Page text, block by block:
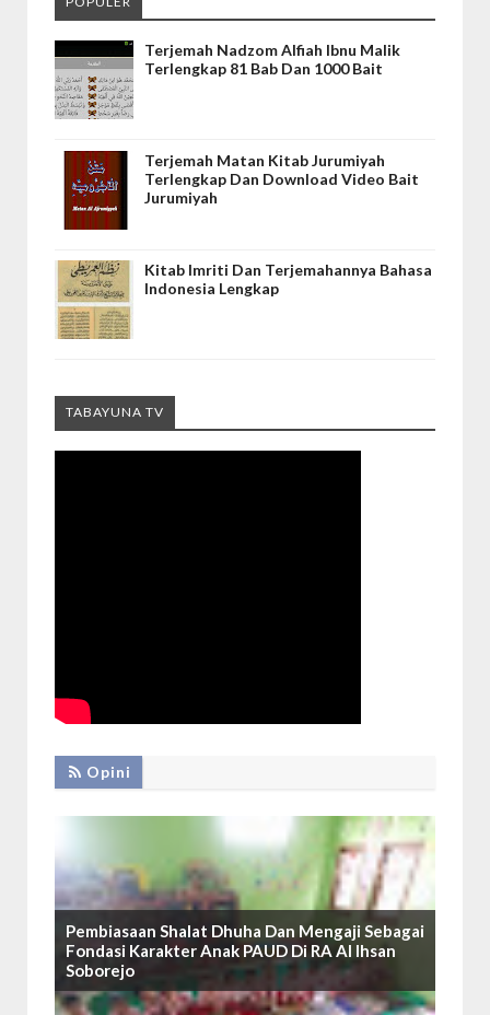
Terjemah Nadzom Alfiah Ibnu Malik
Terlengkap 81 Bab Dan 1000 Bait
Terjemah Matan Kitab Jurumiyah
Terlengkap Dan Download Video Bait
Jurumiyah
Kitab Imriti Dan Terjemahannya Bahasa
Indonesia Lengkap
TABAYUNA TV
Opini
Pembiasaan Shalat Dhuha Dan Mengaji Sebagai
Fondasi Karakter Anak PAUD Di RA Al Ihsan
Soborejo